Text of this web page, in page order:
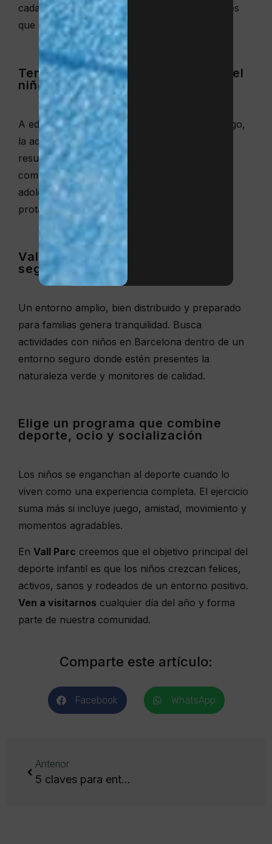
cada pequeño. Ayúdales a seleccionar deportes
que potencien sus talentos e intereses únicos.
Ten en cuenta la edad y el nivel del
niño
A edades tempranas, conviene priorizar el juego,
la adaptación y la confianza. En edad escolar,
resultan muy valiosas las actividades que
combinan técnica, grupo y diversión. En la
adolescencia, el reto y la pertenencia ganan
protagonismo.
Valora las instalaciones y la
seguridad
Un entorno amplio, bien distribuido y preparado
para familias genera tranquilidad. Busca
actividades con niños en Barcelona dentro de un
entorno seguro donde estén presentes la
naturaleza verde y monitores de calidad.
Elige un programa que combine
deporte, ocio y socialización
Los niños se enganchan al deporte cuando lo
viven como una experiencia completa. El ejercicio
suma más si incluye juego, amistad, movimiento y
momentos agradables.
En Vall Parc creemos que el objetivo principal del
deporte infantil es que los niños crezcan felices,
activos, sanos y rodeados de un entorno positivo.
Ven a visitarnos cualquier día del año y forma
parte de nuestra comunidad.
Comparte este artículo:
Facebook WhatsApp
Anterior
5 claves para entender la importancia del entrenador deportivo